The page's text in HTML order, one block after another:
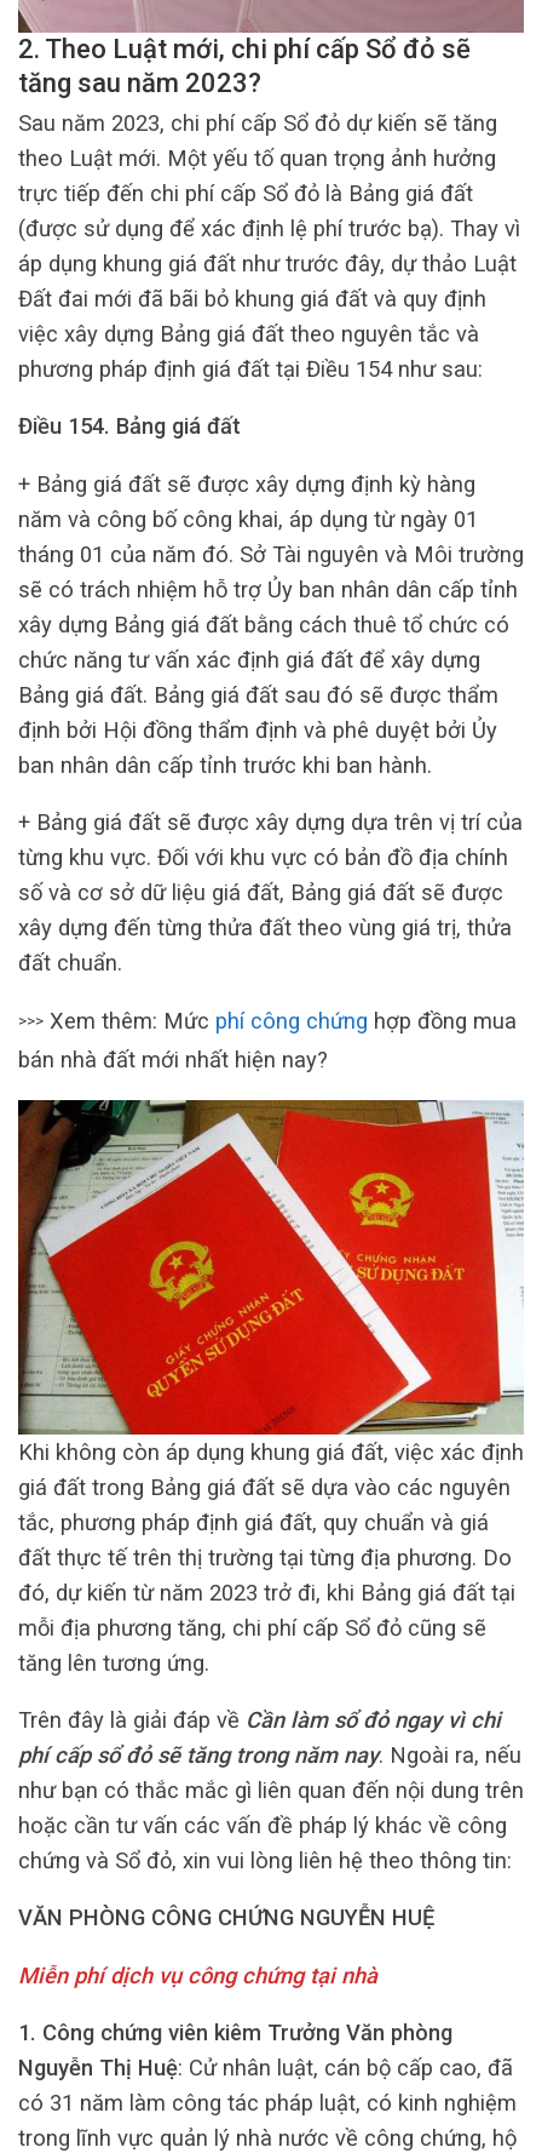
2. Theo Luật mới, chi phí cấp Sổ đỏ sẽ
tăng sau năm 2023?
Sau năm 2023, chi phí cấp Sổ đỏ dự kiến sẽ tăng
theo Luật mới. Một yếu tố quan trọng ảnh hưởng
trực tiếp đến chi phí cấp Sổ đỏ là Bảng giá đất
(được sử dụng để xác định lệ phí trước bạ). Thay vì
áp dụng khung giá đất như trước đây, dự thảo Luật
Đất đai mới đã bãi bỏ khung giá đất và quy định
việc xây dựng Bảng giá đất theo nguyên tắc và
phương pháp định giá đất tại Điều 154 như sau:
Điều 154. Bảng giá đất
+ Bảng giá đất sẽ được xây dựng định kỳ hàng
năm và công bố công khai, áp dụng từ ngày 01
tháng 01 của năm đó. Sở Tài nguyên và Môi trường
sẽ có trách nhiệm hỗ trợ Ủy ban nhân dân cấp tỉnh
xây dựng Bảng giá đất bằng cách thuê tổ chức có
chức năng tư vấn xác định giá đất để xây dựng
Bảng giá đất. Bảng giá đất sau đó sẽ được thẩm
định bởi Hội đồng thẩm định và phê duyệt bởi Ủy
ban nhân dân cấp tỉnh trước khi ban hành.
+ Bảng giá đất sẽ được xây dựng dựa trên vị trí của
từng khu vực. Đối với khu vực có bản đồ địa chính
số và cơ sở dữ liệu giá đất, Bảng giá đất sẽ được
xây dựng đến từng thửa đất theo vùng giá trị, thửa
đất chuẩn.
>>> Xem thêm: Mức phí công chứng hợp đồng mua
bán nhà đất mới nhất hiện nay?
Khi không còn áp dụng khung giá đất, việc xác định
giá đất trong Bảng giá đất sẽ dựa vào các nguyên
tắc, phương pháp định giá đất, quy chuẩn và giá
đất thực tế trên thị trường tại từng địa phương. Do
đó, dự kiến từ năm 2023 trở đi, khi Bảng giá đất tại
mỗi địa phương tăng, chi phí cấp Sổ đỏ cũng sẽ
tăng lên tương ứng.
Trên đây là giải đáp về Cần làm sổ đỏ ngay vì chi
phí cấp sổ đỏ sẽ tăng trong năm nay. Ngoài ra, nếu
như bạn có thắc mắc gì liên quan đến nội dung trên
hoặc cần tư vấn các vấn đề pháp lý khác về công
chứng và Sổ đỏ, xin vui lòng liên hệ theo thông tin:
VĂN PHÒNG CÔNG CHỨNG NGUYỄN HUỆ
Miễn phí dịch vụ công chứng tại nhà
1. Công chứng viên kiêm Trưởng Văn phòng
Nguyễn Thị Huệ: Cử nhân luật, cán bộ cấp cao, đã
có 31 năm làm công tác pháp luật, có kinh nghiệm
trong lĩnh vực quản lý nhà nước về công chứng, hộ